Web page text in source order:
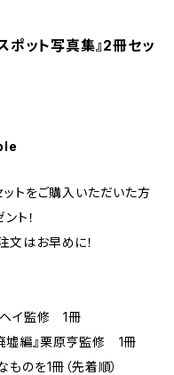
ポット写真集』2冊セッ
ットをご購入いただいた方
ト！
文はお早めに！
ヘイ監修 1冊
墟編』栗原亨監修 1冊
ものを1冊（先着順）